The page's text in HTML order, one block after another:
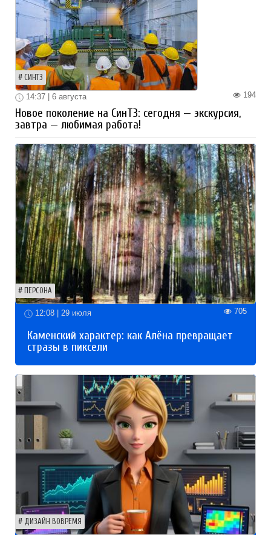
СИНТЗ
194
14:37 | 6 августа
Новое поколение на СинТЗ: сегодня — экскурсия,
завтра — любимая работа!
ПЕРСОНА
12:08 | 29 июля 705
Каменский характер: как Алёна превращает
стразы в пиксели
ДИЗАЙН ВОВРЕМЯ